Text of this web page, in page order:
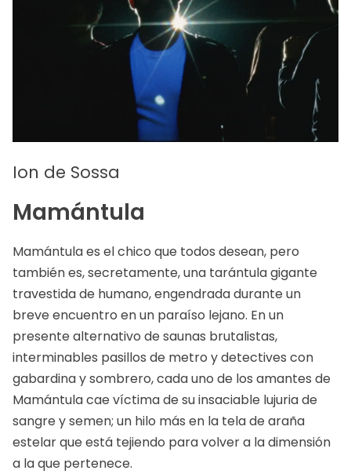
Ion de Sossa
Mamántula
Mamántula es el chico que todos desean, pero
también es, secretamente, una tarántula gigante
travestida de humano, engendrada durante un
breve encuentro en un paraíso lejano. En un
presente alternativo de saunas brutalistas,
interminables pasillos de metro y detectives con
gabardina y sombrero, cada uno de los amantes de
Mamántula cae víctima de su insaciable lujuria de
sangre y semen; un hilo más en la tela de araña
estelar que está tejiendo para volver a la dimensión
a la que pertenece.